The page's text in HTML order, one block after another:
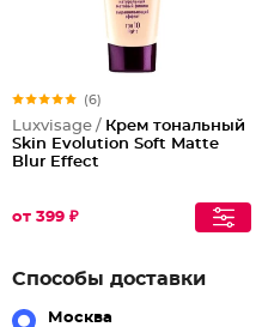
(6)
Luxvisage / Крем тональный
Skin Evolution Soft Matte
Blur Effect
от 399 ₽
Способы доставки
Москва